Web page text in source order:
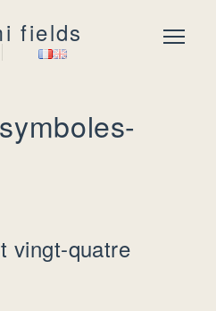
fields Menu
vingt-quatre